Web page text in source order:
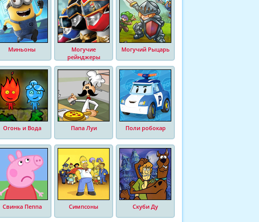
Миньоны
Могучие
рейнджеры
Могучий Рыцарь
Огонь и Вода Папа Луи Поли робокар
Свинка Пеппа Симпсоны Скуби Ду